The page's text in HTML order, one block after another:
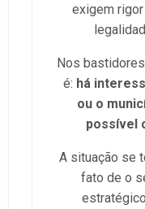
exigem
Nos
é: há
ou o
possível
A situação se
fato de o